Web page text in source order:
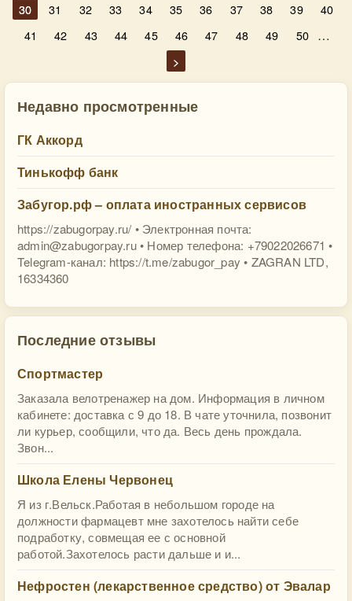
30
31 32 33 34 35 36 37 38 39
40
41
42 43 44 45 46 47 48 49 50 …
>
Недавно просмотренные
ГК Аккорд
Тинькофф банк
Забугор.рф – оплата иностранных сервисов
https://zabugorpay.ru/ • Электронная почта:
admin@zabugorpay.ru• Номер телефона: +79022026671 •
Telegram-канал: https://t.me/zabugor_pay • ZAGRAN LTD,
16334360
Последние отзывы
Спортмастер
Заказала велотренажер на дом. Информация в личном
кабинете: доставка с 9 до 18. В чате уточнила, позвонит
ли курьер, сообщили, что да. Весь день прождала.
Звон...
Школа Елены Червонец
Я из г.Вельск.Работая в небольшом городе на
должности фармацевт мне захотелось найти себе
подработку, совмещая ее с основной
работой.Захотелось расти дальше и и...
Нефростен (лекарственное средство) от Эвалар